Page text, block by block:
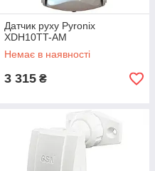
Датчик руху Pyronix
XDH10TT-AM
Немає в наявності
3 315 ₴